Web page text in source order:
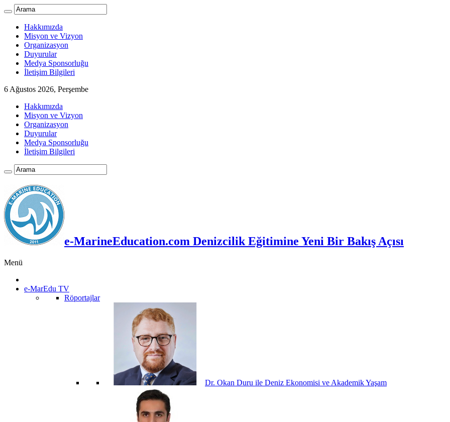
Hakkımızda
Misyon ve Vizyon
Organizasyon
Duyurular
Medya Sponsorluğu
İletişim Bilgileri
6 Ağustos 2026, Perşembe
Hakkımızda
Misyon ve Vizyon
Organizasyon
Duyurular
Medya Sponsorluğu
İletişim Bilgileri
e-MarineEducation.com Denizcilik Eğitimine Yeni Bir Bakış Açısı
Menü
e-MarEdu TV
Röportajlar
Dr. Okan Duru ile Deniz Ekonomisi ve Akademik Yaşam